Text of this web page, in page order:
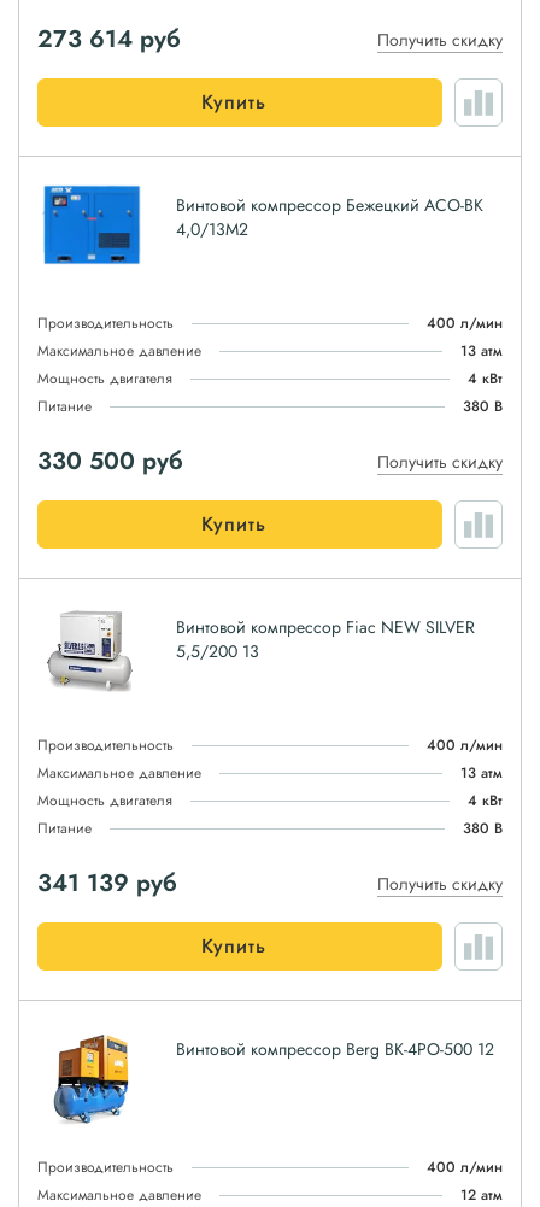
273 614 руб Получить скидку
Купить
Винтовой компрессор Бежецкий АСО-ВК
4,0/13М2
Производительность
400 л/мин
Максимальное давление
13 атм
Мощность двигателя
4 кВт
Питание
380 В
330 500 руб Получить скидку
Купить
Винтовой компрессор Fiac NEW SILVER
5,5/200 13
Производительность
400 л/мин
Максимальное давление
13 атм
Мощность двигателя
4 кВт
Питание
380 В
341 139 руб Получить скидку
Купить
Винтовой компрессор Berg ВК-4РО-500 12
Производительность
400 л/мин
Максимальное давление
12 атм